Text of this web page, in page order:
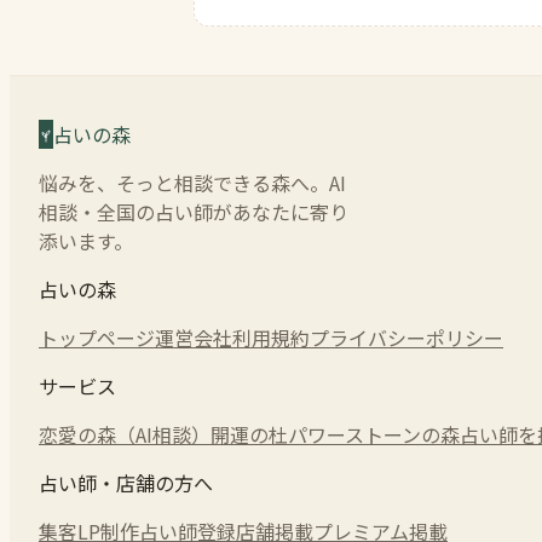
占いの森
悩みを、そっと相談できる森へ。AI
相談・全国の占い師があなたに寄り
添います。
占いの森
トップページ運営会社利用規約プライバシーポリシー
サービス
恋愛の森（AI相談） 開運の杜パワーストーンの森占い師
占い師・店舗の方へ
集客LP制作占い師登録店舗掲載プレミアム掲載